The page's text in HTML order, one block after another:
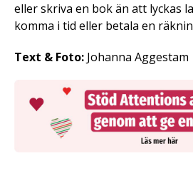
eller skriva en bok än att lyckas
komma i tid eller betala en
Text & Foto: Johanna Aggestam